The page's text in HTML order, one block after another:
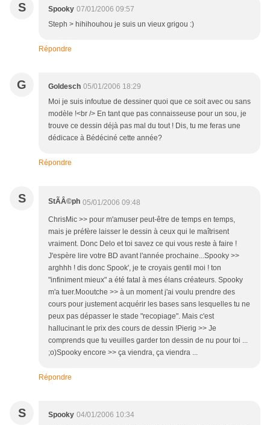
S Spooky 07/01/2006 09:57
Steph > hihihouhou je suis un vieux grigou :)
Répondre
G Goldesch 05/01/2006 18:29
Moi je suis infoutue de dessiner quoi que ce soit avec ou sans
modèle !<br /> En tant que pas connaisseuse pour un sou, je
trouve ce dessin déjà pas mal du tout ! Dis, tu me feras une
dédicace à Bédéciné cette année?
Répondre
S StÃÂ©ph 05/01/2006 09:48
ChrisMic >> pour m'amuser peut-être de temps en temps,
mais je préfère laisser le dessin à ceux qui le maîtrisent
vraiment. Donc Delo et toi savez ce qui vous reste à faire !
J'espère lire votre BD avant l'année prochaine...Spooky >>
arghhh ! dis donc Spook', je te croyais gentil moi ! ton
"infiniment mieux" a été fatal à mes élans créateurs. Spooky
m'a tuer.Mooutche >> à un moment j'ai voulu prendre des
cours pour justement acquérir les bases sans lesquelles tu ne
peux pas dépasser le stade "recopiage". Mais c'est
hallucinant le prix des cours de dessin !Pierig >> Je
comprends que tu veuilles garder ton dessin de nu pour toi ...
;o)Spooky encore >> ça viendra, ça viendra ...
Répondre
S Spooky 04/01/2006 10:34